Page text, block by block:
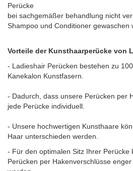
Perücke
bei sachgemäßer behandlung nicht
Shampoo und Conditioner gewaschen
Vorteile der Kunsthaarperücke von
- Ladieshair Perücken bestehen zu
Kanekalon Kunstfasern.
- Dadurch, dass unsere Perücken per
jede Perücke individuell.
- Unsere hochwertigen Kunsthaare
Haar unterschieden werden.
- Für den optimalen Sitz Ihrer Perücke
Perücken per Hakenverschlüsse